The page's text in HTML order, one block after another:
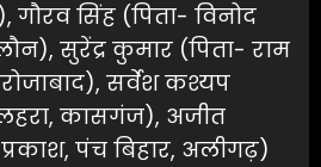
सिंह (पिता- विनोद
सुरेंद्र कुमार (पिता- राम
सर्वेश कश्यप
कासगंज), अजीत
पंच बिहार, अलीगढ़)